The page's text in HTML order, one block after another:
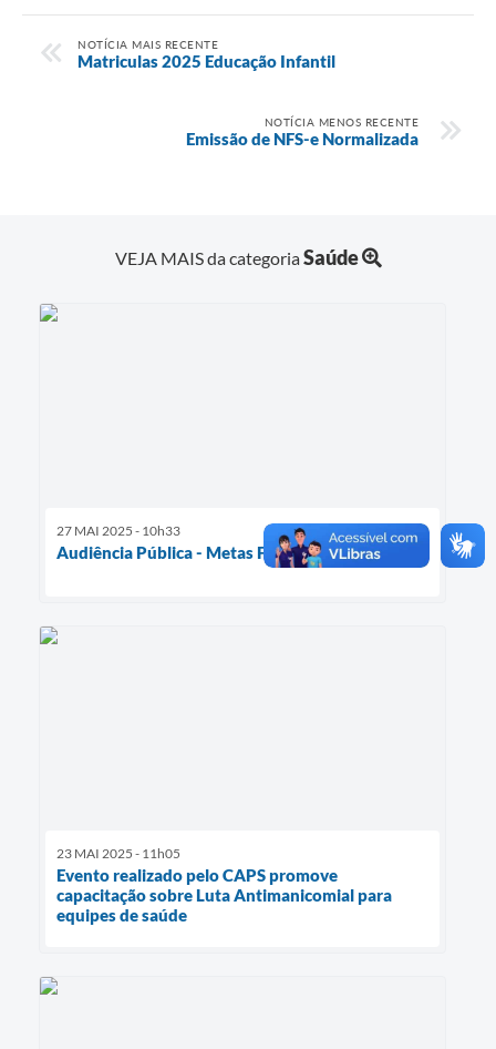
NOTÍCIA MAIS RECENTE
Matriculas 2025 Educação Infantil
NOTÍCIA MENOS RECENTE
Emissão de NFS-e Normalizada
VEJA MAIS da categoriaSaúde
27 MAI 2025 - 10h33
Audiência Pública - Metas Fiscais e Saúde
23 MAI 2025 - 11h05
Evento realizado pelo CAPS promove
capacitação sobre Luta Antimanicomial para
equipes de saúde